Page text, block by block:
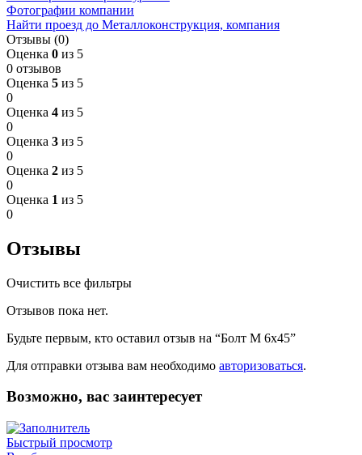
Фотографии компании
Найти проезд до Металлоконструкция, компания
Отзывы (0)
Оценка 0 из 5
0 отзывов
Оценка 5 из 5
0
Оценка 4 из 5
0
Оценка 3 из 5
0
Оценка 2 из 5
0
Оценка 1 из 5
0
Отзывы
Очистить все фильтры
Отзывов пока нет.
Будьте первым, кто оставил отзыв на “Болт М 6х45”
Для отправки отзыва вам необходимо авторизоваться.
Возможно, вас заинтересует
Быстрый просмотр